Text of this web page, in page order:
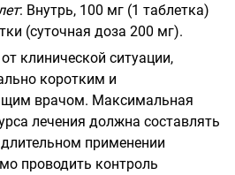
: Внутрь, 100 мг (1 таблетка)
(суточная доза 200 мг).
клинической ситуации,
коротким и
врачом. Максимальная
лечения должна составлять
применении
проводить контроль